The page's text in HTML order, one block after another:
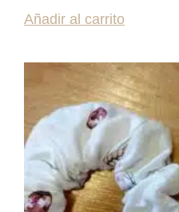
Añadir al carrito